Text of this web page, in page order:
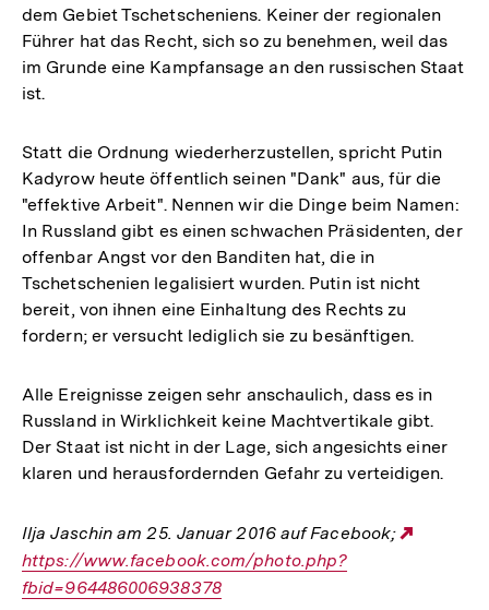
dem Gebiet Tschetscheniens. Keiner der regionalen
Führer hat das Recht, sich so zu benehmen, weil das
im Grunde eine Kampfansage an den russischen Staat
ist.
Statt die Ordnung wiederherzustellen, spricht Putin
Kadyrow heute öffentlich seinen "Dank" aus, für die
"effektive Arbeit". Nennen wir die Dinge beim Namen:
In Russland gibt es einen schwachen Präsidenten, der
offenbar Angst vor den Banditen hat, die in
Tschetschenien legalisiert wurden. Putin ist nicht
bereit, von ihnen eine Einhaltung des Rechts zu
fordern; er versucht lediglich sie zu besänftigen.
Alle Ereignisse zeigen sehr anschaulich, dass es in
Russland in Wirklichkeit keine Machtvertikale gibt.
Der Staat ist nicht in der Lage, sich angesichts einer
klaren und herausfordernden Gefahr zu verteidigen.
Ilja Jaschin am 25. Januar 2016 auf Facebook;
https://www.facebook.com/photo.php?
fbid=964486006938378